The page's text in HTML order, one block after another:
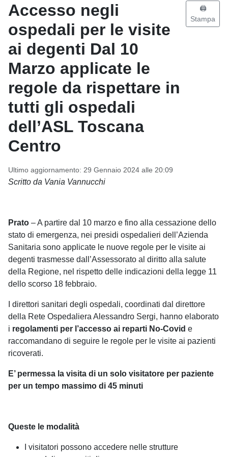
Accesso negli
ospedali per le visite
ai degenti Dal 10
Marzo applicate le
regole da rispettare in
tutti gli ospedali
dell’ASL Toscana
Centro
Ultimo aggiornamento: 29 Gennaio 2024 alle 20:09
🖨️
Stampa
Scritto da Vania Vannucchi
Prato – A partire dal 10 marzo e fino alla cessazione dello
stato di emergenza, nei presidi ospedalieri dell’Azienda
Sanitaria sono applicate le nuove regole per le visite ai
degenti trasmesse dall’Assessorato al diritto alla salute
della Regione, nel rispetto delle indicazioni della legge 11
dello scorso 18 febbraio.
I direttori sanitari degli ospedali, coordinati dal direttore
della Rete Ospedaliera Alessandro Sergi, hanno elaborato
i regolamenti per l’accesso ai reparti No-Covid e
raccomandano di seguire le regole per le visite ai pazienti
ricoverati.
E’ permessa la visita di un solo visitatore per paziente
per un tempo massimo di 45 minuti
Queste le modalità
I visitatori possono accedere nelle strutture